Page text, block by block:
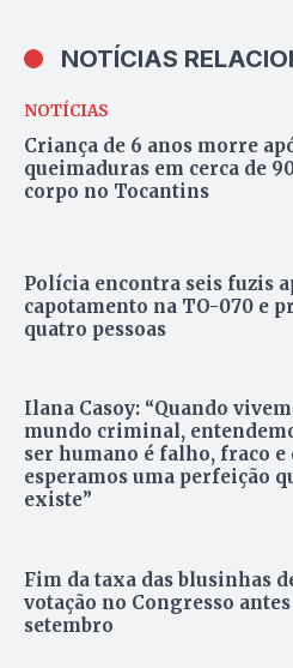
NOTÍCIAS
NOTÍCIAS
Criança de 6 anos morre
queimaduras em cerca de
corpo no Tocantins
Polícia encontra seis fuzis
capotamento na TO-070 e
quatro pessoas
Ilana Casoy: “Quando
mundo criminal,
ser humano é falho, fraco e
esperamos uma perfeição
existe”
Fim da taxa das blusinhas
votação no Congresso
setembro